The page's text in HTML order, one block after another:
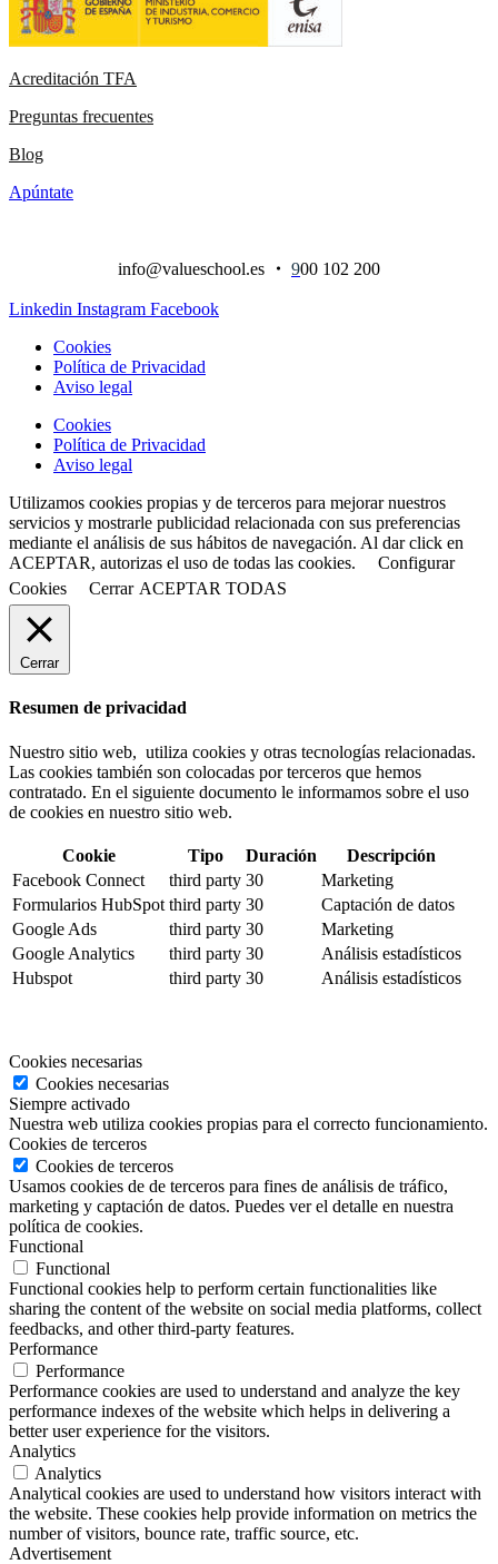
Acreditación TFA
Preguntas frecuentes
Blog
Apúntate
info@valueschool.es ・ 900 102 200
Linkedin Instagram Facebook
Cookies
Política de Privacidad
Aviso legal
Cookies
Política de Privacidad
Aviso legal
Utilizamos cookies propias y de terceros para mejorar nuestros
servicios y mostrarle publicidad relacionada con sus preferencias
mediante el análisis de sus hábitos de navegación. Al dar click en
ACEPTAR, autorizas el uso de todas las cookies.
Configurar
Cookies
Cerrar ACEPTAR TODAS
Cerrar
Resumen de privacidad
Nuestro sitio web, utiliza cookies y otras tecnologías relacionadas.
Las cookies también son colocadas por terceros que hemos
contratado. En el siguiente documento le informamos sobre el uso
de cookies en nuestro sitio web.
Cookie Tipo Duración
Descripción
Facebook Connect
third party 30
Marketing
Formularios HubSpot third party 30
Captación de datos
Google Ads
third party 30
Marketing
Google Analytics
third party 30
Análisis estadísticos
Hubspot
third party 30 Análisis estadísticos
Cookies necesarias
Cookies necesarias
Siempre activado
Nuestra web utiliza cookies propias para el correcto funcionamiento.
Cookies de terceros
Cookies de terceros
Usamos cookies de de terceros para fines de análisis de tráfico,
marketing y captación de datos. Puedes ver el detalle en nuestra
política de cookies.
Functional
Functional
Functional cookies help to perform certain functionalities like
sharing the content of the website on social media platforms, collect
feedbacks, and other third-party features.
Performance
Performance
Performance cookies are used to understand and analyze the key
performance indexes of the website which helps in delivering a
better user experience for the visitors.
Analytics
Analytics
Analytical cookies are used to understand how visitors interact with
the website. These cookies help provide information on metrics the
number of visitors, bounce rate, traffic source, etc.
Advertisement